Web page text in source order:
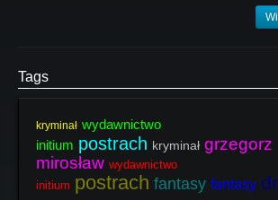
Tags
kryminał wydawnictwo
initium postrach kryminał grzegorz
mirosław wydawnictwo
initium postrach fantasy fantasy